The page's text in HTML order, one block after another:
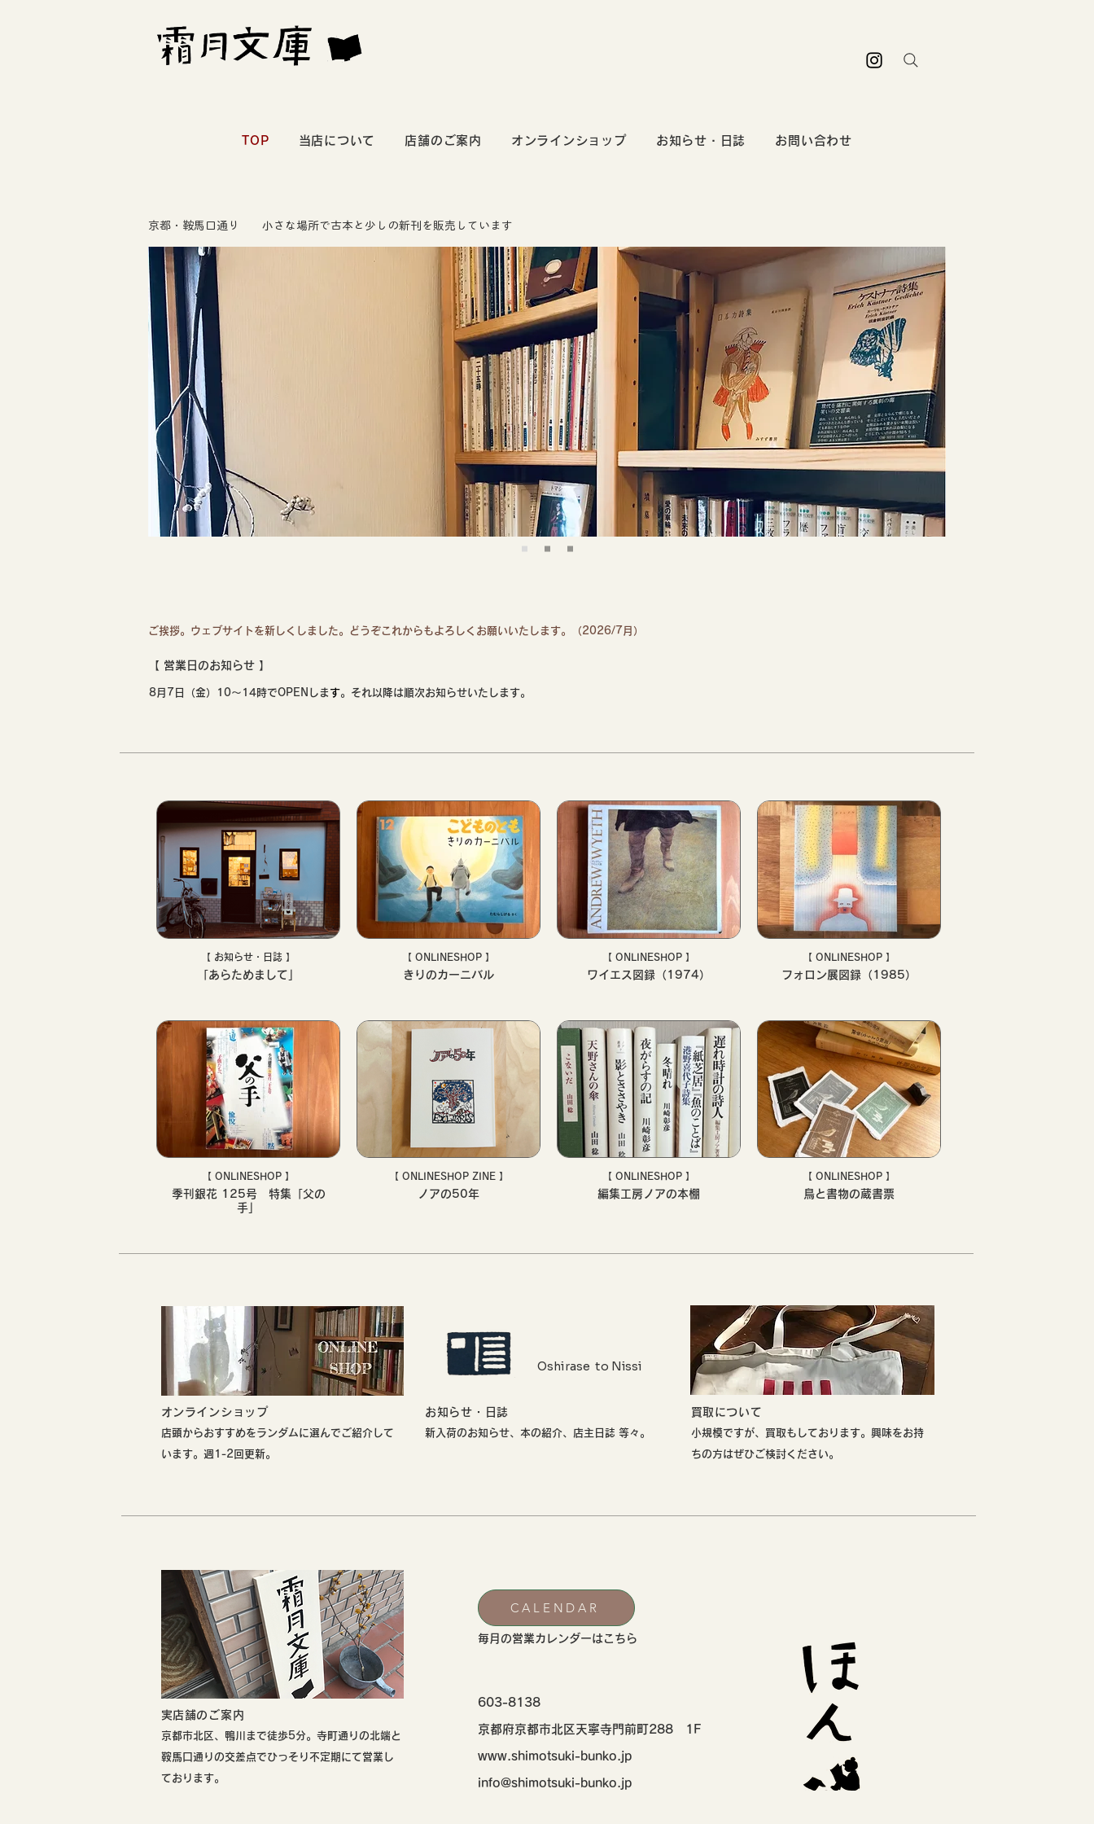
TOP 当店について 店舗のご案内 オンラインショップ お知らせ・日誌 お問い合わせ
京都・鞍馬口通り 小さな場所で古本と少しの新刊を販売しています
ご挨拶。ウェブサイトを新しくしました。どうぞこれからもよろしくお願いいたします。（2026/7月）
【 ​営業日のお知らせ 】
8月7日（金）10〜14時でOPENしま す。それ以降は順次お知らせいたします。
【 お知らせ・日誌 】
「あらためまして」
【 ONLINESHOP 】
きりのカーニバル
【 ONLINESHOP 】
ワイエス図録（1974）
【 ONLINESHOP 】
フォロン展図録（1985）
【 ONLINESHOP 】
季刊銀花 125号 特集「父の
手」
【 ONLINESHOP ZINE 】
ノアの50年
【 ONLINESHOP 】
編集工房ノアの本棚
【 ONLINESHOP 】
鳥と書物の蔵書票
​オンラインショップ
店頭からおすすめをランダムに選んでご紹介して
います。週1-2回更新。
Oshirase to Nissi
お知らせ・日誌
新入荷のお知らせ、本の紹介、店主日誌 等々。
​買取について
小規模ですが、買取もしております。興味をお持
ちの方はぜひご検討ください。
​実店舗のご案内
​京都市北区、鴨川まで徒歩5分。寺町通りの北端と
鞍馬口通りの交差点でひっそり不定期にて営業し
ております。
CALENDAR
​毎月の営業カレンダーはこちら
603-8138
京都府京都市北区天寧寺門前町288 1F
www.shimotsuki-bunko.jp
info@shimotsuki-bunko.jp